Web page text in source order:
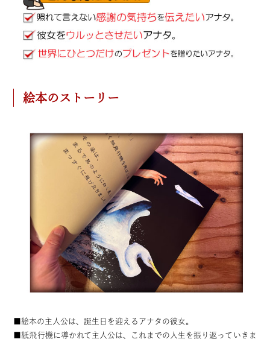
絵本のストーリー
■絵本の主人公は、誕生日を迎えるアナタの彼女。
■紙飛行機に導かれて主人公は、これまでの人生を振り返っていきま